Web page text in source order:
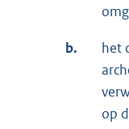
b.
het
op